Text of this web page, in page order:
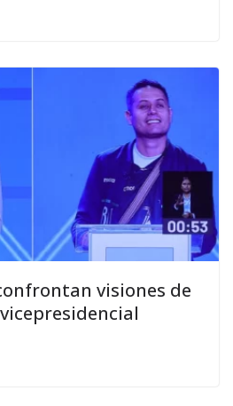
visiones de